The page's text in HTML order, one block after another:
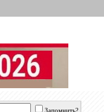
Запомнить?